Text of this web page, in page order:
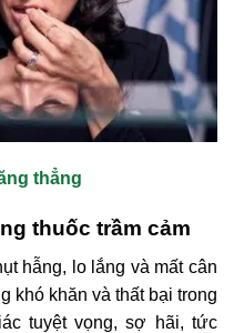
thẳng
thuốc trầm cảm
hẫng, lo lắng và mất cân
khó khăn và thất bại trong
tuyệt vọng, sợ hãi, tức